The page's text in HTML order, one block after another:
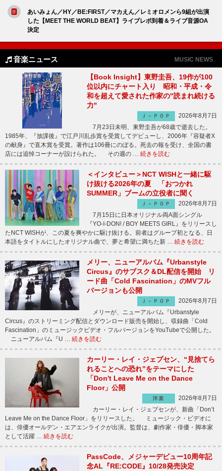
あいみょん／HY／BE:FIRST／マカえん／レミオロメンら9組が出演
した【MEET THE WORLD BEAT】ライブレポ到着＆ライブ音源OA
決定
音楽ニュース MUSIC NEWS
【Book Insight】東野圭吾、19作が100
位以内にチャート入り 昭和・平成・令
和を超えて愛された作家の"読まれ続ける
力"
Ｊ－ＰＯＰ
2026年8月7日
7月23日未明、東野圭吾が68歳で逝去した。
1985年、『放課後』で江戸川乱歩賞を受賞してデビューし、2006年『容疑者X
の献身』で直木賞を受賞。著作は106冊にのぼる。死去の報を受け、全国の書
店には追悼コーナーが設けられた。 その週の … 続きを読む
＜インタビュー＞NCT WISHと一緒に駆
け抜ける2026年の夏 「おつかれ
SUMMER」ブームの立役者に聞く
Ｊ－ＰＯＰ
2026年8月7日
7月15日に日本オリジナル両A面シングル
『YO-I-DON! / BOY MEETS GIRL』をリリースし
たNCT WISHが、この夏を爽やかに駆け抜ける。前者はグループ初となる、日
本語をタイトルにしたオリジナル曲で、夢と希望に満ちた新 … 続きを読む
メリー、ニューアルバム『Urbanstyle
Circus』のサブスク＆DL配信を開始 リ
ード曲「Cold Fascination」のMVフル
バージョンも公開
Ｊ－ＰＯＰ
2026年8月7日
メリーが、ニューアルバム『Urbanstyle
Circus』のストリーミング配信とダウンロード販売を開始し、収録曲「Cold
Fascination」のミュージックビデオ・フルバージョンをYouTubeで公開した。
ニューアルバム『U … 続きを読む
カーリー・レイ・ジェプセン、“見捨てら
れることへの恐れ”をテーマにした
「Don't Leave Me on the Dance
Floor」公開
洋楽
2026年8月7日
カーリー・レイ・ジェプセンが、新曲「Don’t
Leave Me on the Dance Floor」をリリースした。 ミュージック・ビデオに
は、俳優オールデン・エアエンライクが出演。監督は、劇作家・俳優・脚本家
として活躍 … 続きを読む
PassCode、メジャーデビュー10周年記
念AL『RE:CODE』10/28発売決定